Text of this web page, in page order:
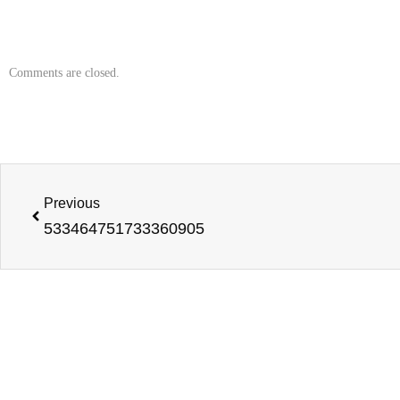
Comments are closed.
Previous
533464751733360905